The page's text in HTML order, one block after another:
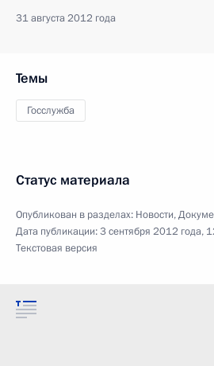
31 августа 2012 года
Темы
Госслужба
Статус материала
Опубликован в разделах: Новости,
Дата публикации:3 сентября 2012 года,
Текстовая версия